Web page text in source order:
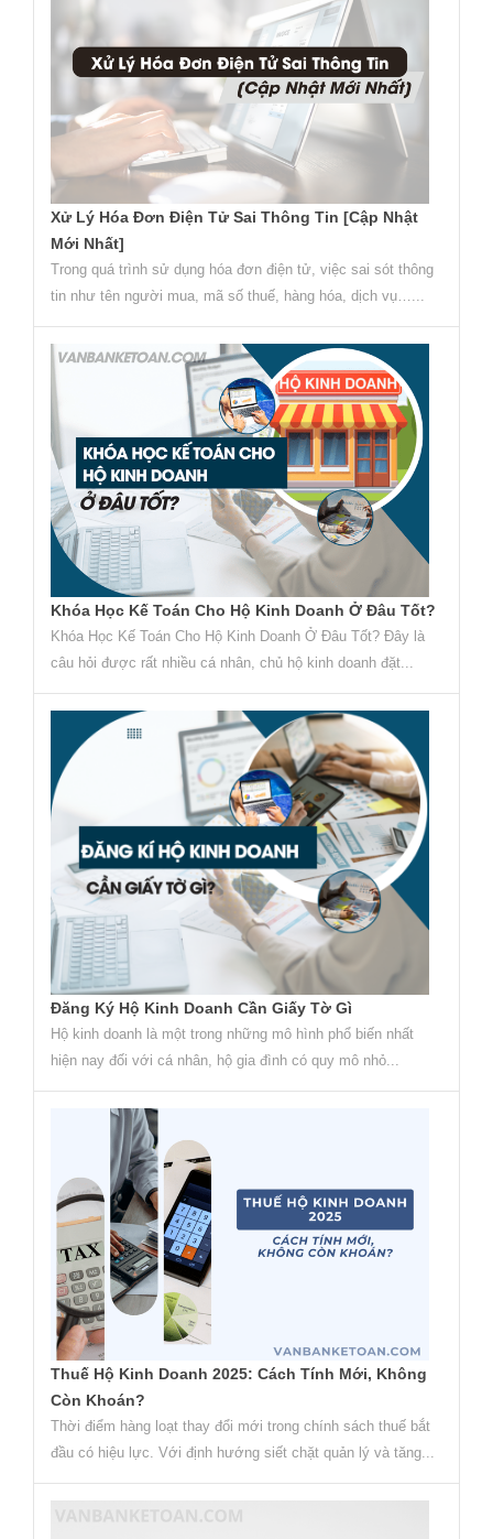
Xử Lý Hóa Đơn Điện Tử Sai Thông Tin [Cập Nhật
Mới Nhất]
Trong quá trình sử dụng hóa đơn điện tử, việc sai sót thông
tin như tên người mua, mã số thuế, hàng hóa, dịch vụ…...
Khóa Học Kế Toán Cho Hộ Kinh Doanh Ở Đâu Tốt?
Khóa Học Kế Toán Cho Hộ Kinh Doanh Ở Đâu Tốt? Đây là
câu hỏi được rất nhiều cá nhân, chủ hộ kinh doanh đặt...
Đăng Ký Hộ Kinh Doanh Cần Giấy Tờ Gì
Hộ kinh doanh là một trong những mô hình phổ biến nhất
hiện nay đối với cá nhân, hộ gia đình có quy mô nhỏ...
Thuế Hộ Kinh Doanh 2025: Cách Tính Mới, Không
Còn Khoán?
Thời điểm hàng loạt thay đổi mới trong chính sách thuế bắt
đầu có hiệu lực. Với định hướng siết chặt quản lý và tăng...